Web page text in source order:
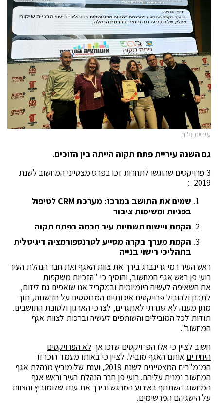
עיריית פ"ת
גם השנה עיריית פתח תקוה הייתה בין הזוכים.
3 פרויקטים שהוגשו לתחרות זכו בפרס מצטייני המחשוב לשנת
2019 :
שמים את התושב במרכז: מערכת
לטיפול
בפניות ומשימות ציבור
הקמת ויישום תשתיות עיר חכמה בפתח תקוה
הקמת מערך בקרה מסייע לטרנספורמציה דיגיטלית
בתהליכי רישוי בנייה
ראש העיר רמי גרינברג בירך את צוות האגף ואת חבר הנהלת העיר
רועי פן ראש אגף המחשוב, והוסיף כי "הזכיות משקפות
את השאיפה לעשיה היומיומית ובמקביל אנו שואפים גם ליזום,
לתכנן ולהוביל פרויקטים איכותיים המבוססים על חדשנות, תוך
מתן מענה לא שגרתי לאתגרים, לצרכי הארגון ולטובת התושבים.
תודות לכל המובילים והשותפים לעשיה וברכות לצוות אגף
המחשוב".
חשוב לציין כי אלו הפרויקטים שזכו אך לא הפרויקטים
היחידים אותם האגף מוביל. לציין כי באותו מעמד הוכרזו
המנמ"רים המצטיינים לשנת 2019, וענת שלומוביץ מנהלת אגף
המחשוב נמנית עליהם. רועי פן חבר הנהלת העיר וראש אגף
המחשוב השתתף באירוע המרגש ובירך את ענת שלומוביץ והצוות
על הישגיהם המרשימים.